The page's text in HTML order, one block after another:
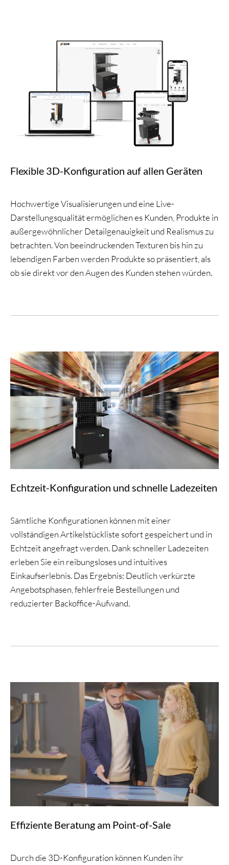
Flexible 3D-Konfiguration auf allen Geräten
Hochwertige Visualisierungen und eine Live-
Darstellungsqualität ermöglichen es Kunden, Produkte in
außergewöhnlicher Detailgenauigkeit und Realismus zu
betrachten. Von beeindruckenden Texturen bis hin zu
lebendigen Farben werden Produkte so präsentiert, als
ob sie direkt vor den Augen des Kunden stehen würden.
Echtzeit-Konfiguration und schnelle Ladezeiten
Sämtliche Konfigurationen können mit einer
vollständigen Artikelstückliste sofort gespeichert und in
Echtzeit angefragt werden. Dank schneller Ladezeiten
erleben Sie ein reibungsloses und intuitives
Einkaufserlebnis. Das Ergebnis: Deutlich verkürzte
Angebotsphasen, fehlerfreie Bestellungen und
reduzierter Backoffice-Aufwand.
Effiziente Beratung am Point-of-Sale
Durch die 3D-Konfiguration können Kunden ihr